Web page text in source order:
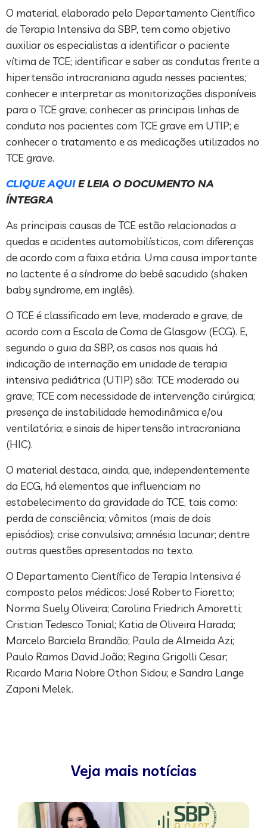
O material, elaborado pelo Departamento Científico
de Terapia Intensiva da SBP, tem como objetivo
auxiliar os especialistas a identificar o paciente
vítima de TCE; identificar e saber as condutas frente a
hipertensão intracraniana aguda nesses pacientes;
conhecer e interpretar as monitorizações disponíveis
para o TCE grave; conhecer as principais linhas de
conduta nos pacientes com TCE grave em UTIP; e
conhecer o tratamento e as medicações utilizados no
TCE grave.
CLIQUE AQUIE LEIA O DOCUMENTO NA
ÍNTEGRA
As principais causas de TCE estão relacionadas a
quedas e acidentes automobilísticos, com diferenças
de acordo com a faixa etária. Uma causa importante
no lactente é a síndrome do bebê sacudido (shaken
baby syndrome, em inglês).
O TCE é classificado em leve, moderado e grave, de
acordo com a Escala de Coma de Glasgow (ECG). E,
segundo o guia da SBP, os casos nos quais há
indicação de internação em unidade de terapia
intensiva pediátrica (UTIP) são: TCE moderado ou
grave; TCE com necessidade de intervenção cirúrgica;
presença de instabilidade hemodinâmica e/ou
ventilatória; e sinais de hipertensão intracraniana
(HIC).
O material destaca, ainda, que, independentemente
da ECG, há elementos que influenciam no
estabelecimento da gravidade do TCE, tais como:
perda de consciência; vômitos (mais de dois
episódios); crise convulsiva; amnésia lacunar; dentre
outras questões apresentadas no texto.
O Departamento Científico de Terapia Intensiva é
composto pelos médicos: José Roberto Fioretto;
Norma Suely Oliveira; Carolina Friedrich Amoretti;
Cristian Tedesco Tonial; Katia de Oliveira Harada;
Marcelo Barciela Brandão; Paula de Almeida Azi;
Paulo Ramos David João; Regina Grigolli Cesar;
Ricardo Maria Nobre Othon Sidou; e Sandra Lange
Zaponi Melek.
Veja mais notícias